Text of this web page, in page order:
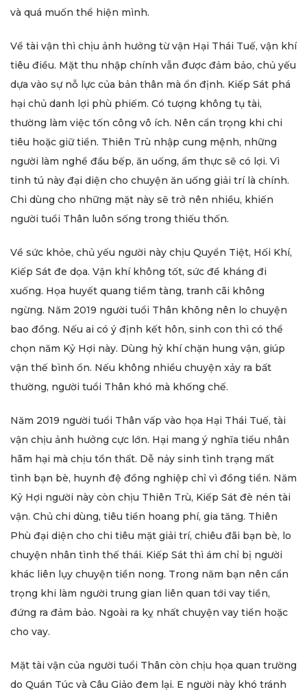
và quá muốn thể hiện mình.
Về tài vận thì chịu ảnh hưởng từ vận Hại Thái Tuế, vận khí
tiêu điều. Mặt thu nhập chính vẫn được đảm bảo, chủ yếu
dựa vào sự nỗ lực của bản thân mà ổn định. Kiếp Sát phá
hại chủ danh lợi phù phiếm. Có tượng không tụ tài,
thường làm việc tốn công vô ích. Nên cẩn trọng khi chi
tiêu hoặc giữ tiền. Thiên Trù nhập cung mệnh, những
người làm nghề đầu bếp, ăn uống, ẩm thực sẽ có lợi. Vì
tinh tú này đại diện cho chuyện ăn uống giải trí là chính.
Chi dùng cho những mặt này sẽ trở nên nhiều, khiến
người tuổi Thân luôn sống trong thiếu thốn.
Về sức khỏe, chủ yếu người này chịu Quyển Tiệt, Hối Khí,
Kiếp Sát đe dọa. Vận khí không tốt, sức đề kháng đi
xuống. Họa huyết quang tiềm tàng, tranh cãi không
ngừng. Năm 2019 người tuổi Thân không nên lo chuyện
bao đồng. Nếu ai có ý định kết hôn, sinh con thì có thể
chọn năm Kỷ Hợi này. Dùng hỷ khí chặn hung vận, giúp
vận thế bình ổn. Nếu không nhiều chuyện xảy ra bất
thường, người tuổi Thân khó mà khống chế.
Năm 2019 người tuổi Thân vấp vào họa Hại Thái Tuế, tài
vận chịu ảnh hưởng cực lớn. Hại mang ý nghĩa tiểu nhân
hãm hại mà chịu tổn thất. Dễ nảy sinh tình trạng mất
tình bạn bè, huynh đệ đồng nghiệp chỉ vì đồng tiền. Năm
Kỷ Hợi người này còn chịu Thiên Trù, Kiếp Sát đè nén tài
vận. Chủ chi dùng, tiêu tiền hoang phí, gia tăng. Thiên
Phù đại diện cho chi tiêu mặt giải trí, chiêu đãi bạn bè, lo
chuyện nhân tình thế thái. Kiếp Sát thì ám chỉ bị người
khác liên lụy chuyện tiền nong. Trong năm bạn nên cẩn
trọng khi làm người trung gian liên quan tới vay tiền,
đứng ra đảm bảo. Ngoài ra kỵ nhất chuyện vay tiền hoặc
cho vay.
Mặt tài vận của người tuổi Thân còn chịu họa quan trường
do Quán Túc và Câu Giảo đem lại. E người này khó tránh